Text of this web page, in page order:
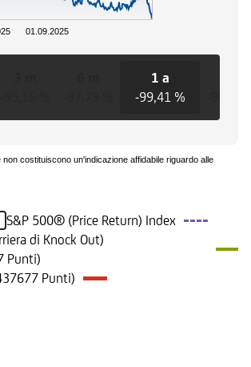
01.09.2025
1 a
-99,41 %
costituiscono un'indicazione affidabile riguardo alle
S&P 500® (Price Return) Index
di Knock Out)
Punti)
Punti)